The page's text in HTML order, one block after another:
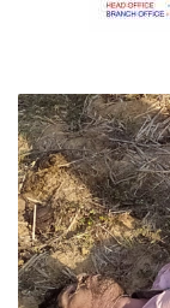
कीटनाशक
पीकर
युवक
ने
दी
जान
।